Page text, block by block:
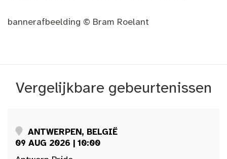
bannerafbeelding © Bram Roelant
Vergelijkbare gebeurtenissen
ANTWERPEN, BELGIË
09 AUG 2026 | 10:00